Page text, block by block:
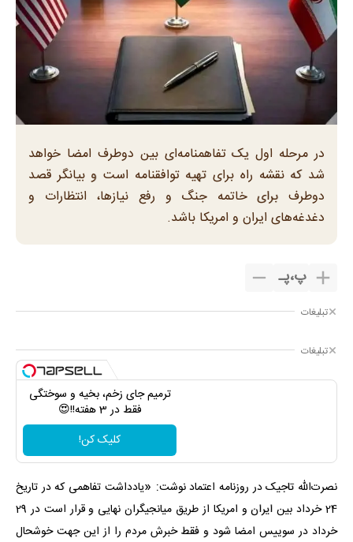
در مرحله اول یک تفاهمنامه‌ای بین دوطرف امضا خواهد
شد که نقشه راه برای تهیه توافقنامه است و بیانگر قصد
دوطرف برای خاتمه جنگ و رفع نیازها، انتظارات و
دغدغه‌های ایران و امریکا باشد.
پ،پـ
تبلیغات
تبلیغات
ترمیم جای زخم، بخیه و سوختگی
فقط در 3 هفته!!😍
کلیک کن!
نصرت‌الله تاجیک در روزنامه اعتماد نوشت: «یادداشت تفاهمی که در تاریخ
24 خرداد بین ایران و امریکا از طریق میانجیگران نهایی و قرار است در 29
خرداد در سوییس امضا شود و فقط خبرش مردم را از این جهت خوشحال